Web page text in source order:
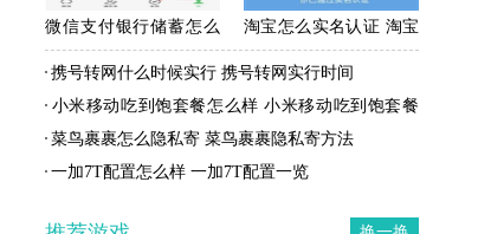
微信支付银行储蓄怎么
开通 微信支付银行储蓄
开通方法
淘宝怎么实名认证 淘宝
实名认证方法
携号转网什么时候实行 携号转网实行时间
小米移动吃到饱套餐怎么样 小米移动吃到饱套餐
资费
菜鸟裹裹怎么隐私寄 菜鸟裹裹隐私寄方法
一加7T配置怎么样 一加7T配置一览